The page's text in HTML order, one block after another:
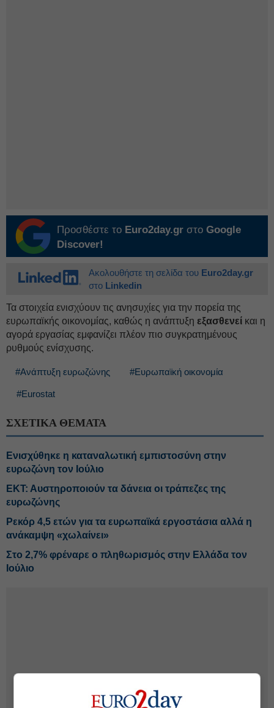
Προσθέστε το Euro2day.gr στο Google
Discover!
Ακολουθήστε τη σελίδα του Euro2day.gr
στο Linkedin
Τα στοιχεία ενισχύουν τις ανησυχίες για την πορεία της
ευρωπαϊκής οικονομίας, καθώς η ανάπτυξη εξασθενεί και η
αγορά εργασίας εμφανίζει πλέον πιο συγκρατημένους
ρυθμούς ενίσχυσης.
#Ανάπτυξη ευρωζώνης #Ευρωπαϊκή οικονομία
#Eurostat
ΣΧΕΤΙΚΑ ΘΕΜΑΤΑ
Ενισχύθηκε η καταναλωτική εμπιστοσύνη στην
ευρωζώνη τον Ιούλιο
ΕΚΤ: Αυστηροποιούν τα δάνεια οι τράπεζες της
ευρωζώνης
Ρεκόρ 4,5 ετών για τα ευρωπαϊκά εργοστάσια αλλά η
ανάκαμψη «χωλαίνει»
Στο 2,7% φρέναρε ο πληθωρισμός στην Ελλάδα τον
Ιούλιο